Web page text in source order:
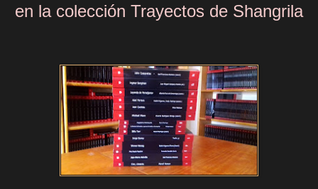
en la colección Trayectos de Shangrila